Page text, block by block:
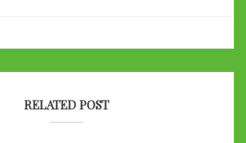
RELATED POST